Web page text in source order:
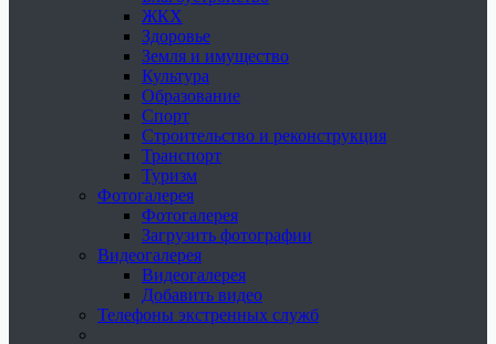
ЖКХ
Здоровье
Земля и имущество
Культура
Образование
Спорт
Строительство и реконструкция
Транспорт
Туризм
Фотогалерея
Фотогалерея
Загрузить фотографии
Видеогалерея
Видеогалерея
Добавить видео
Телефоны экстренных служб